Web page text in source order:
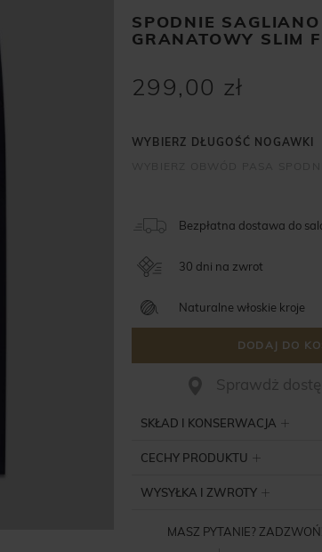
SPODNIE SAGLIANO
GRANATOWY SLIM
299,00 zł
Bezpłatna dostawa do
30 dni na zwrot
Naturalne włoskie kroje
DODAJ DO
Sprawdż
SKŁAD I KONSERWACJA
CECHY PRODUKTU
WYSYŁKA I ZWROTY
MASZ PYTANIE? ZADZWOŃ!